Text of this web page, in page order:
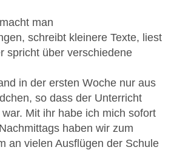
man
schreibt kleinere Texte, liest
spricht über verschiedene
in der ersten Woche nur aus
so dass der Unterricht
Mit ihr habe ich mich sofort
haben wir zum
an vielen Ausflügen der Schule